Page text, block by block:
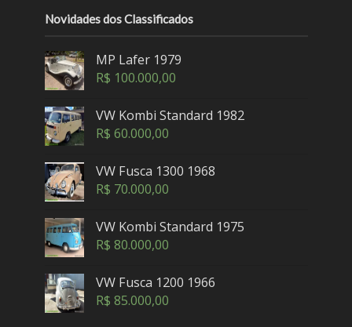
Novidades dos Classificados
MP Lafer 1979
R$ 100.000,00
VW Kombi Standard 1982
R$ 60.000,00
VW Fusca 1300 1968
R$ 70.000,00
VW Kombi Standard 1975
R$ 80.000,00
VW Fusca 1200 1966
R$ 85.000,00